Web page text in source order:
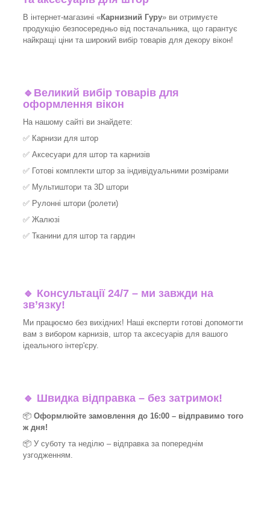
В інтернет-магазині «Карнизний Гуру» ви отримуєте
продукцію безпосередньо від постачальника, що гарантує
найкращі ціни та широкий вибір товарів для декору вікон!​
🔹 Великий вибір товарів для
оформлення вікон
На нашому сайті ви знайдете:
✅ Карнизи для штор
✅ Аксесуари для штор та карнизів
✅ Готові комплекти штор за індивідуальними розмірами
✅ Мультиштори та 3D штори
✅ Рулонні штори (ролети)
✅ Жалюзі
✅ Тканини для штор та гардин
🔹 Консультації 24/7 – ми завжди на
зв’язку!
Ми працюємо без вихідних! Наші експерти готові допомогти
вам з вибором карнизів, штор та аксесуарів для вашого
ідеального інтер'єру.​
🔹 Швидка відправка – без затримок!
📦 Оформлюйте замовлення до 16:00 – відправимо того
ж дня!
📦 У суботу та неділю – відправка за попереднім
узгодженням.